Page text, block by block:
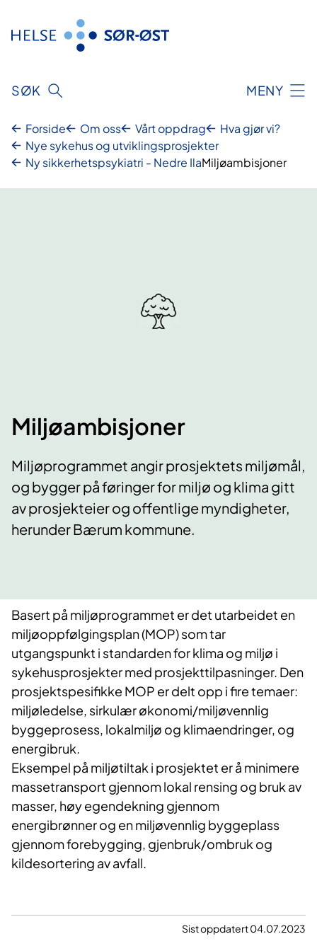
innhold
SØK MENY
Forside Om oss Vårt oppdrag
Hva gjør vi?
Nye sykehus og utviklingsprosjekter
Ny sikkerhetspsykiatri - Nedre IlaMiljøambisjoner
Miljøambisjoner
Miljøprogrammet angir prosjektets miljømål,
og bygger på føringer for miljø og klima gitt
av prosjekteier og offentlige myndigheter,
herunder Bærum kommune.
Basert på miljøprogrammet er det utarbeidet en
miljøoppfølgingsplan (MOP) som tar
utgangspunkt i standarden for klima og miljø i
sykehusprosjekter med prosjekttilpasninger. Den
prosjektspesifikke MOP er delt opp i fire temaer:
miljøledelse, sirkulær økonomi/miljøvennlig
byggeprosess, lokalmiljø og klimaendringer, og
energibruk.
Eksempel på miljøtiltak i prosjektet er å minimere
massetransport gjennom lokal rensing og bruk av
masser, høy egendekning gjennom
energibrønner og en miljøvennlig byggeplass
gjennom forebygging, gjenbruk/ombruk og
kildesortering av avfall.
Sist oppdatert 04.07.2023